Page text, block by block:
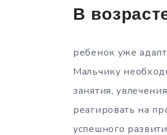
В
ребенок уже
Мальчику
занятия,
реагировать на
успешного